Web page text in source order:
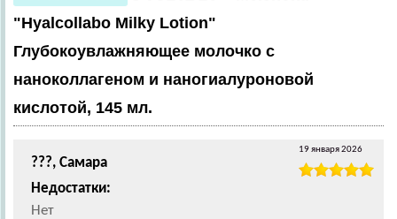
"Hyalcollabo Milky Lotion"
Глубокоувлажняющее молочко с
наноколлагеном и наногиалуроновой
кислотой, 145 мл.
???, Самара
Недостатки:
Нет
19 января 2026